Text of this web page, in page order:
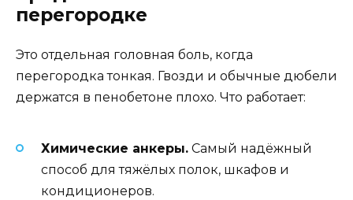
перегородке
Это отдельная головная боль, когда
перегородка тонкая. Гвозди и обычные дюбели
держатся в пенобетоне плохо. Что работает:
Химические анкеры. Самый надёжный
способ для тяжёлых полок, шкафов и
кондиционеров.